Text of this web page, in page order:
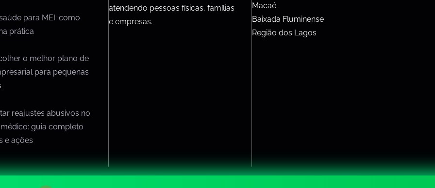
para MEI: como
prática
o melhor plano de
para pequenas
reajustes abusivos no
guia completo
e ações
atendendo pessoas físicas, famílias
e empresas.
Macaé
Baixada Fluminense
Região dos Lagos